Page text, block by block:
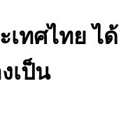
เทศไทย ได้
เป็น